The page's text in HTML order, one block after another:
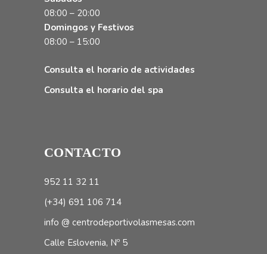
08:00 – 20:00
Domingos y Festivos
08:00 – 15:00
Consulta el horario de actividades
Consulta el horario del spa
CONTACTO
952 11 32 11
(+34) 691 106 714
info @ centrodeportivolasmesas.com
Calle Eslovenia, Nº 5